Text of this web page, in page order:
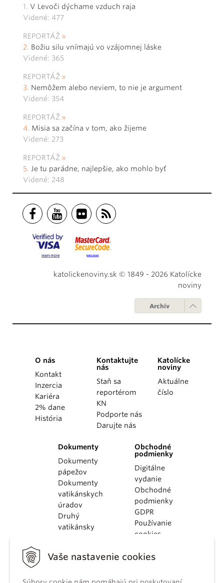
Vaše nastavenie cookies
V Levoči dýchame vzduch raja
Videné: 477
REPORTÁŽ
Božiu silu vnímajú vo vzájomnej láske
Videné: 365
REPORTÁŽ
Nemôžem alebo neviem, to nie je argument
Videné: 354
REPORTÁŽ
Misia sa začína v tom, ako žijeme
Videné: 273
REPORTÁŽ
Je tu parádne, najlepšie, ako mohlo byť
Videné: 248
katolickenoviny.sk © 1849 - 2026 Katolícke
noviny
Archív
O nás
Kontakt
Inzercia
Kariéra
2% dane
História
Kontaktujte
nás
Staň sa
reportérom
KN
Podporte nás
Darujte nás
Katolícke
noviny
Aktuálne
číslo
Dokumenty
Dokumenty
pápežov
Dokumenty
vatikánskych
úradov
Druhý
vatikánsky
KBS
Obchodné
podmienky
Digitálne
vydanie
Obchodné
podmienky
GDPR
Používanie
cookies